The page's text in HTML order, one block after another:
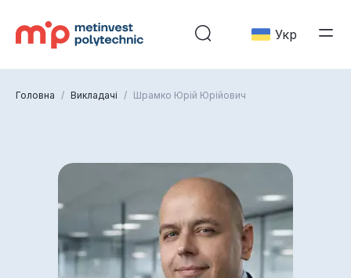
Укр
Головна / Викладачі / Шрамко Юрій Юрійович